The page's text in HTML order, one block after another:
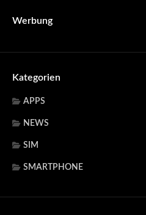
Werbung
Kategorien
APPS
NEWS
SIM
SMARTPHONE